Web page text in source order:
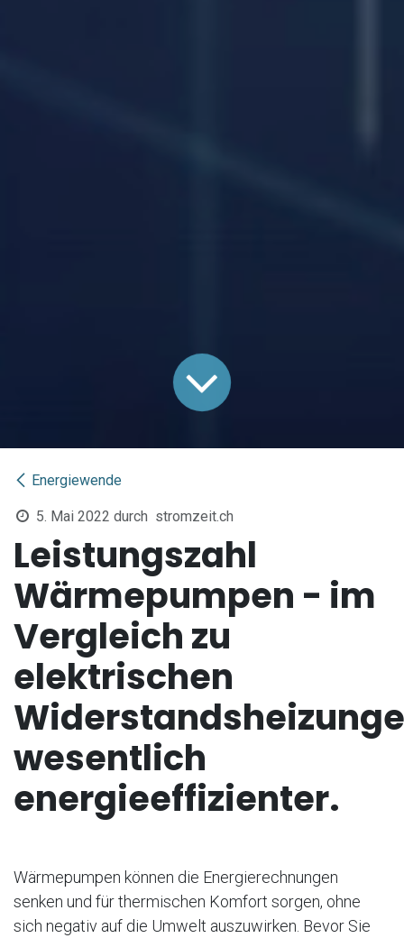
Energiewende
5. Mai 2022 durch stromzeit.ch
Leistungszahl
Wärmepumpen - im
Vergleich zu
elektrischen
wesentlich
energieeffizienter.
Wärmepumpen können die Energierechnungen
senken und für thermischen Komfort sorgen, ohne
sich negativ auf die Umwelt auszuwirken. Bevor Sie